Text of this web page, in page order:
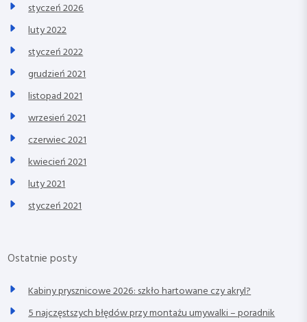
styczeń 2026
luty 2022
styczeń 2022
grudzień 2021
listopad 2021
wrzesień 2021
czerwiec 2021
kwiecień 2021
luty 2021
styczeń 2021
Ostatnie posty
Kabiny prysznicowe 2026: szkło hartowane czy akryl?
5 najczęstszych błędów przy montażu umywalki – poradnik